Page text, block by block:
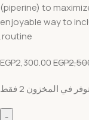
(piperine) to
enjoyable way to
routine.
EGP
EGP2,300.00
في المخزون 2 فقط